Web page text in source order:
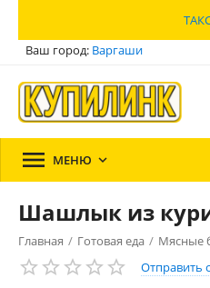
Ваш город: Варгаши
 МЕНЮ 
Шашлык из
Главная / Готовая еда / Мясные
Отправить